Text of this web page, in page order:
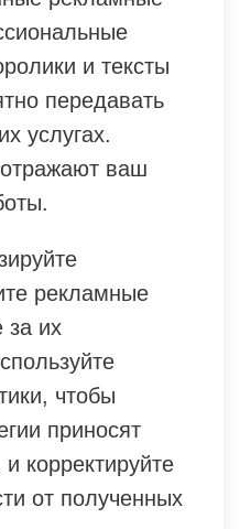
и тексты
передавать
услугах.
ваш
рекламные
за их
чтобы
приносят
корректируйте
от полученных